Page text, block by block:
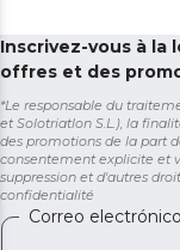
Inscrivez-vous à
offres et des
*Le responsable du
et Solotriatlon S.L.), la
des promotions de la part
consentement explicite et
suppression et d'autres
confidentialité
Correo electrónico